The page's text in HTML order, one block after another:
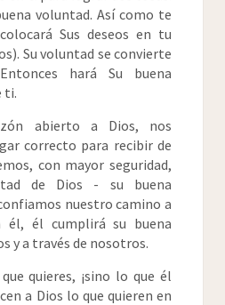
voluntad. Así como te
Sus deseos en tu
Su voluntad se convierte
hará Su buena
ti.
abierto a Dios, nos
correcto para recibir de
con mayor seguridad,
de Dios - su buena
nuestro camino a
él cumplirá su buena
y a través de nosotros.
quieres, ¡sino lo que él
a Dios lo que quieren en